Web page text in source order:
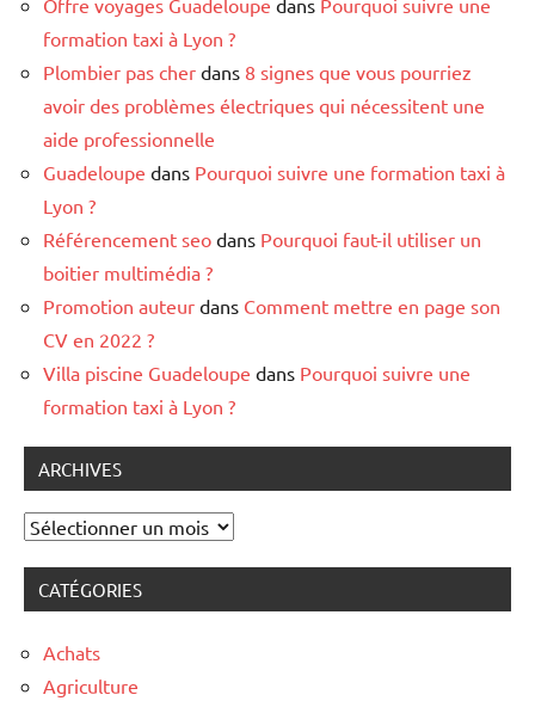
formation taxi à Lyon ?
Plombier pas cher dans 8 signes que vous pourriez
avoir des problèmes électriques qui nécessitent une
aide professionnelle
Guadeloupe dans Pourquoi suivre une formation taxi à
Lyon ?
Référencement seo dans Pourquoi faut-il utiliser un
boitier multimédia ?
Promotion auteur dans Comment mettre en page son
CV en 2022 ?
Villa piscine Guadeloupe dans Pourquoi suivre une
formation taxi à Lyon ?
ARCHIVES
Archives
CATÉGORIES
Achats
Agriculture